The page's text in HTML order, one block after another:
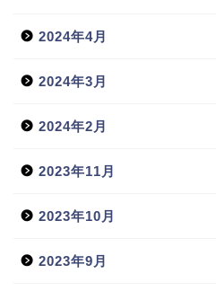
2024年4月
2024年3月
2024年2月
2023年11月
2023年10月
2023年9月